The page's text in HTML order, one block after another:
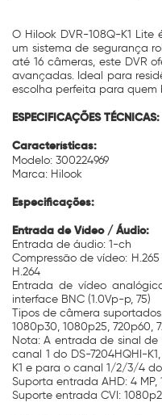
O Hilook DVR-108Q-K1
um sistema de segurança
até 16 câmeras, este DVR
avançadas. Ideal para
escolha perfeita para
ESPECIFICAÇÕES TÉCNICAS:
Características:
Modelo: 300224969
Marca: Hilook
Especificações:
Entrada de Vídeo / Áudio:
Entrada de áudio: 1-ch
Compressão de vídeo:
H.264
Entrada de vídeo
interface BNC (1.0Vp-p, 75)
Tipos de câmera
1080p30, 1080p25, 720p60,
Nota: A entrada de sinal
canal 1 do DS-7204HQHI-
K1 e para o canal 1/2/3/4 do
Suporta entrada AHD: 4 MP,
Suporte entrada CVI: